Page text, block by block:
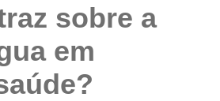
sobre a
em